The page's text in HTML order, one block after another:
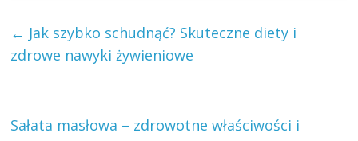
← Jak szybko schudnąć? Skuteczne diety i
zdrowe nawyki żywieniowe
Sałata masłowa – zdrowotne właściwości i